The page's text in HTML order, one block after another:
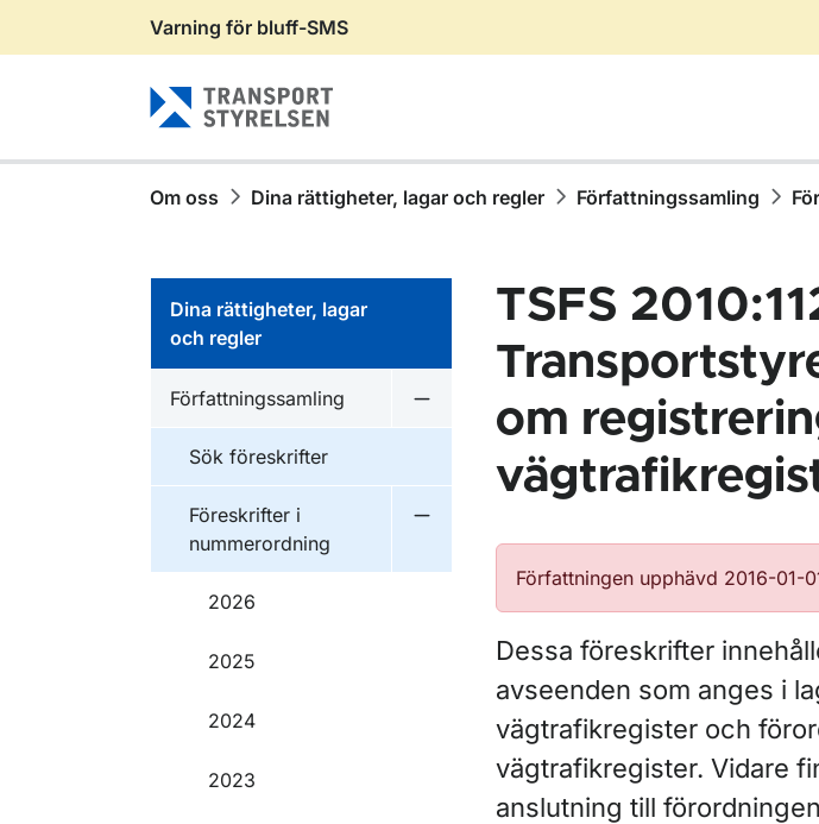
Gå till sidans innehåll
Varning för bluff-SMS
Om oss Dina rättigheter, lagar och regler Författningssamling
Dina rättigheter, lagar
och regler
Författningssamling
Undermeny för Författningssamling
Sök föreskrifter
Föreskrifter i
nummerordning
2026
2025
2024
2023
TSFS
om
Författningen upphävd 2016-01-
Dessa föreskrifter
avseenden som anges i
vägtrafikregister och
vägtrafikregister. Vidare
anslutning till